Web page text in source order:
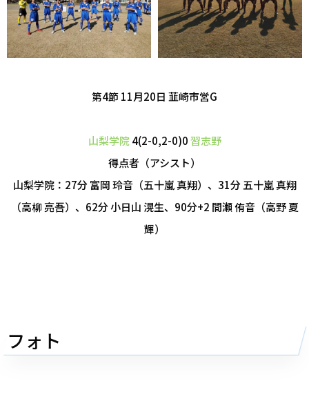
第4節 11月20日 韮崎市営G
山梨学院4(2-0,2-0)0習志野
得点者（アシスト）
山梨学院：27分 富岡 玲音（五十嵐 真翔）、31分 五十嵐 真翔
（高柳 亮吾）、62分 小日山 滉生、90分+2 間瀬 侑音（高野 夏
輝）
フォト